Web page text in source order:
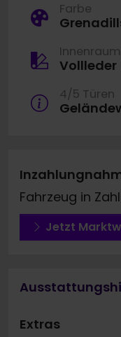
Farbe
Innenraum
Vollleder
4/5 Türen
Fahrzeug in
Jetzt
Extras